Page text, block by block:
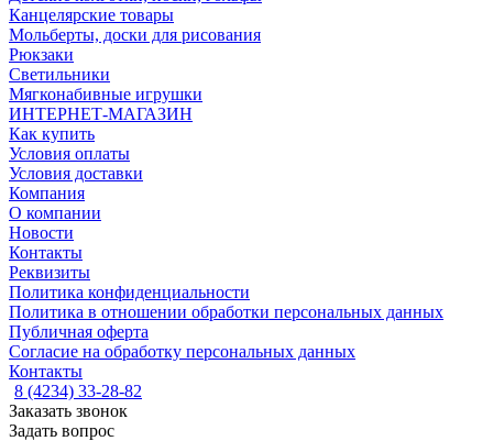
Канцелярские товары
Мольберты, доски для рисования
Рюкзаки
Светильники
Мягконабивные игрушки
ИНТЕРНЕТ-МАГАЗИН
Как купить
Условия оплаты
Условия доставки
Компания
О компании
Новости
Контакты
Реквизиты
Политика конфиденциальности
Политика в отношении обработки персональных данных
Публичная оферта
Согласие на обработку персональных данных
Контакты
8 (4234) 33-28-82
Заказать звонок
Задать вопрос